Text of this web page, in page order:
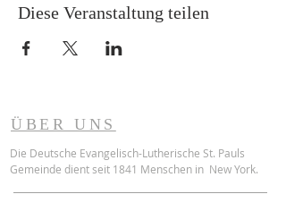
Diese Veranstaltung teilen
ÜBER UNS
Die Deutsche Evangelisch-Lutherische St. Pauls
Gemeinde dient seit 1841 Menschen in New York.